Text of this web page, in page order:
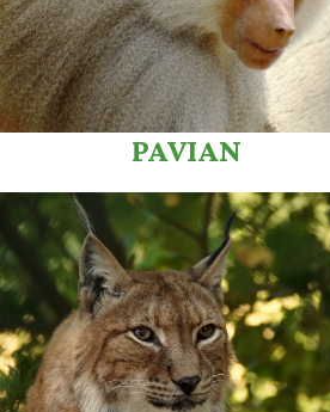
PAVIAN